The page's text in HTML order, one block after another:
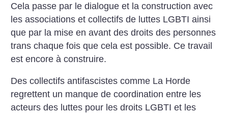
Cela passe par le dialogue et la construction avec
les associations et collectifs de luttes LGBTI ainsi
que par la mise en avant des droits des personnes
trans chaque fois que cela est possible. Ce travail
est encore à construire.
Des collectifs antifascistes comme La Horde
regrettent un manque de coordination entre les
acteurs des luttes pour les droits LGBTI et les